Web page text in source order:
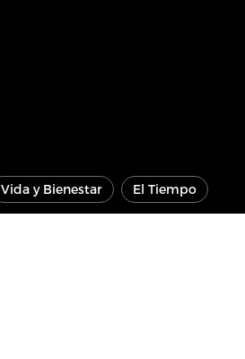
Vida y Bienestar El Tiempo